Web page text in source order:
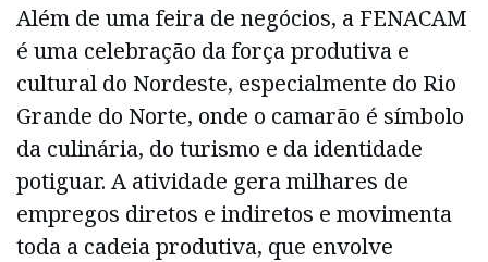
Além de uma feira de negócios, a FENACAM
é uma celebração da força produtiva e
cultural do Nordeste, especialmente do Rio
Grande do Norte, onde o camarão é símbolo
da culinária, do turismo e da identidade
potiguar. A atividade gera milhares de
empregos diretos e indiretos e movimenta
toda a cadeia produtiva, que envolve